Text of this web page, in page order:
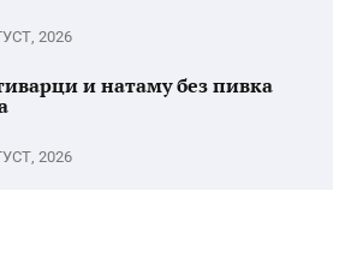
2026
и натаму без пивка
2026